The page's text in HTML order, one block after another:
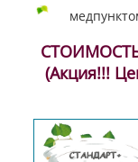
(Акция!!!